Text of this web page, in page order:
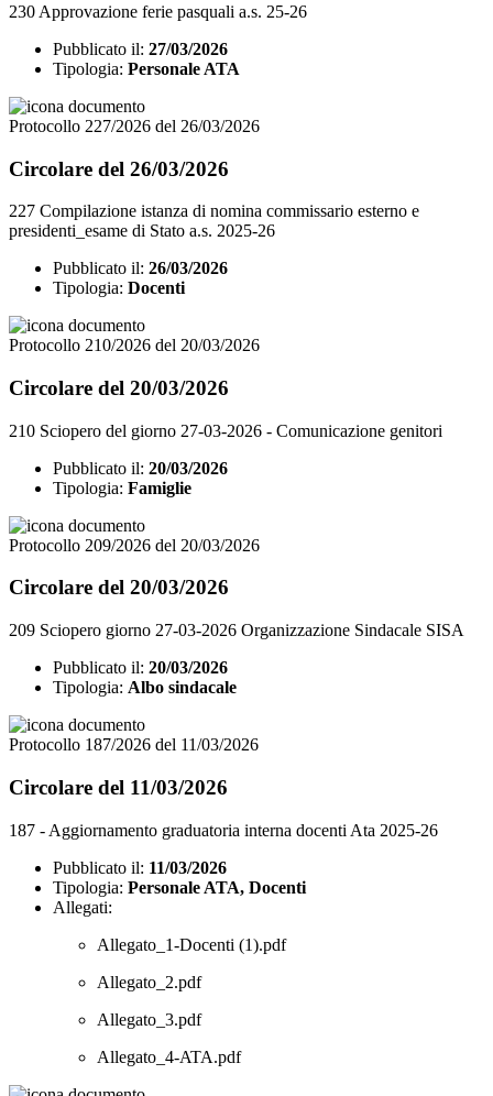
230 Approvazione ferie pasquali a.s. 25-26
Pubblicato il: 27/03/2026
Tipologia: Personale ATA
Protocollo 227/2026 del 26/03/2026
Circolare del 26/03/2026
227 Compilazione istanza di nomina commissario esterno e
presidenti_esame di Stato a.s. 2025-26
Pubblicato il: 26/03/2026
Tipologia: Docenti
Protocollo 210/2026 del 20/03/2026
Circolare del 20/03/2026
210 Sciopero del giorno 27-03-2026 - Comunicazione genitori
Pubblicato il: 20/03/2026
Tipologia: Famiglie
Protocollo 209/2026 del 20/03/2026
Circolare del 20/03/2026
209 Sciopero giorno 27-03-2026 Organizzazione Sindacale SISA
Pubblicato il: 20/03/2026
Tipologia: Albo sindacale
Protocollo 187/2026 del 11/03/2026
Circolare del 11/03/2026
187 - Aggiornamento graduatoria interna docenti Ata 2025-26
Pubblicato il: 11/03/2026
Tipologia: Personale ATA, Docenti
Allegati:
Allegato_1-Docenti (1).pdf
Allegato_2.pdf
Allegato_3.pdf
Allegato_4-ATA.pdf